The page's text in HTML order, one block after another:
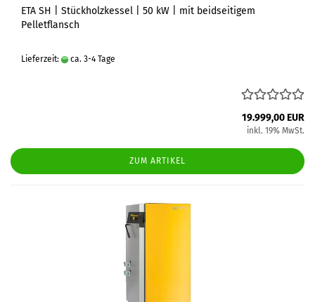
ETA SH | Stückholzkessel | 50 kW | mit beidseitigem
Pelletflansch
Lieferzeit: ca. 3-4 Tage
19.999,00 EUR
inkl. 19% MwSt.
ZUM ARTIKEL